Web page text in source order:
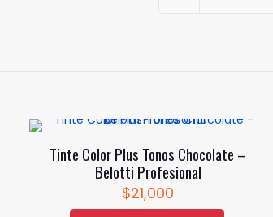
Tinte Color Plus Tonos Chocolate –
Belotti Profesional
$21,000